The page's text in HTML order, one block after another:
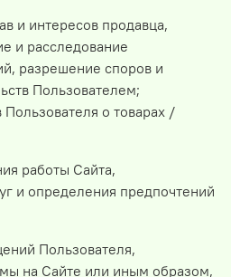
и интересов продавца,
и расследование
разрешение споров и
Пользователем;
о товарах /
работы Сайта,
и определения предпочтений
Пользователя,
на Сайте или иным образом,